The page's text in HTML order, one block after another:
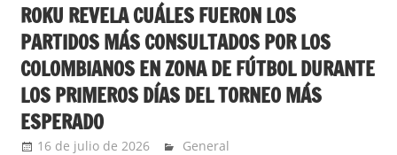
ROKU REVELA CUÁLES FUERON LOS
PARTIDOS MÁS CONSULTADOS POR LOS
COLOMBIANOS EN ZONA DE FÚTBOL DURANTE
LOS PRIMEROS DÍAS DEL TORNEO MÁS
ESPERADO
16 de julio de 2026 Ernesto Herrera
General